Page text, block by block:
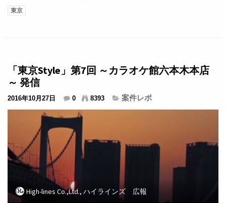
式会社ハイラインズ」を設立いたしました。 越境eコマースに
向けプラットフォーム運営 2....
東京
「東京Style」第7回 ～カラオケ館六本木本店
～ 発信
2016年10月27日 0 8393 案件レポ
High-lines Co.,Ltd., ハイラインズ 広報